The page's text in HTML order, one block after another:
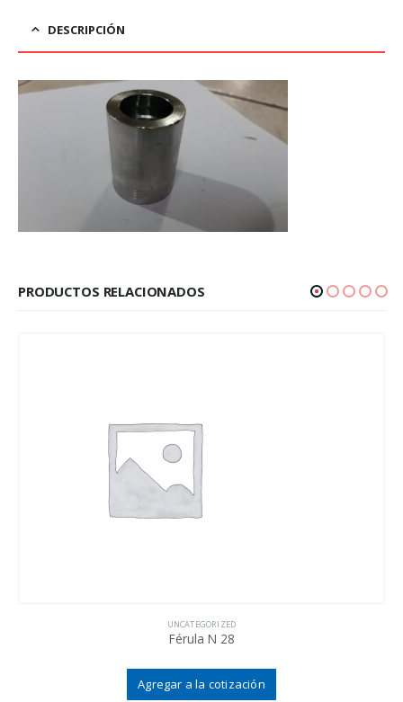
DESCRIPCIÓN
PRODUCTOS RELACIONADOS
UNCATEGORIZED
Férula N 28
Agregar a la cotización